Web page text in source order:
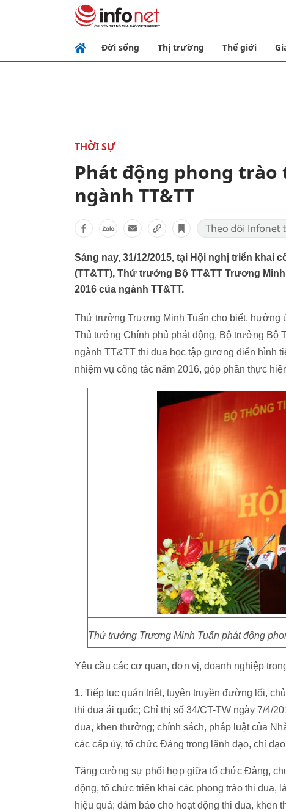
Đời sống Thị trường Thế giới
THỜI SỰ
Phát động phong trào
ngành TT&TT
Sáng nay, 31/12/2015, tại Hội nghị triển khai
(TT&TT), Thứ trưởng Bộ TT&TT Trương
2016 của ngành TT&TT.
Thứ trưởng Trương Minh Tuấn cho biết, hưởng
Thủ tướng Chính phủ phát động, Bộ trưởng Bộ
ngành TT&TT thi đua học tập gương điển hình
nhiệm vụ công tác năm 2016, góp phần thực
Thứ trưởng Trương Minh Tuấn phát động
Yêu cầu các cơ quan, đơn vị, doanh nghiệp
1. Tiếp tục quán triệt, tuyên truyền đường lối,
thi đua ái quốc; Chỉ thị số 34/CT-TW ngày 7/4/
đua, khen thưởng; chính sách, pháp luật của
các cấp ủy, tổ chức Đảng trong lãnh đạo, chỉ
Tăng cường sự phối hợp giữa tổ chức Đảng,
động, tổ chức triển khai các phong trào thi đua,
hiệu quả; đảm bảo cho hoạt động thi đua,